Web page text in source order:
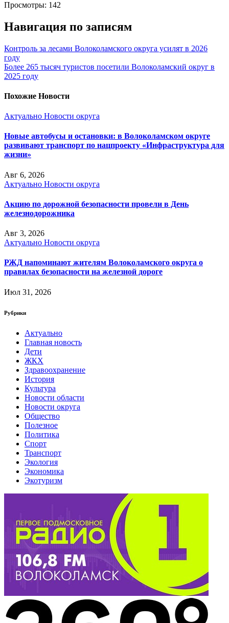
Просмотры: 142
Навигация по записям
Контроль за лесами Волоколамского округа усилят в 2026
году
Более 265 тысяч туристов посетили Волоколамский округ в
2025 году
Похожие Новости
Актуально Новости округа
Новые автобусы и остановки: в Волоколамском округе
развивают транспорт по нацпроекту «Инфраструктура для
жизни»
Авг 6, 2026
Актуально Новости округа
Акцию по дорожной безопасности провели в День
железнодорожника
Авг 3, 2026
Актуально Новости округа
РЖД напоминают жителям Волоколамского округа о
правилах безопасности на железной дороге
Июл 31, 2026
Рубрики
Актуально
Главная новость
Дети
ЖКХ
Здравоохранение
История
Культура
Новости области
Новости округа
Общество
Полезное
Политика
Спорт
Транспорт
Экология
Экономика
Экотуризм